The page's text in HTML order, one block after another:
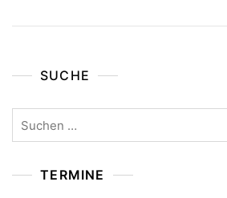
SUCHE
TERMINE